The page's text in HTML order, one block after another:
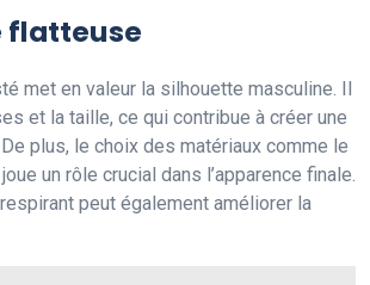
flatteuse
met en valeur la silhouette masculine. Il
et la taille, ce qui contribue à créer une
plus, le choix des matériaux comme le
un rôle crucial dans l’apparence finale.
peut également améliorer la